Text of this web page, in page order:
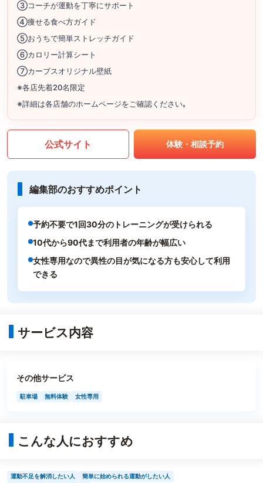
③コーチが運動を丁寧にサポート
④痩せる食べ方ガイド
⑤おうちで簡単ストレッチガイド
⑥カロリー計算シート
⑦カーブスオリジナル壁紙
※各店先着20名限定
※詳細は各店舗のホームページをご確認ください｡
公式サイト 体験・相談予約
編集部のおすすめポイント
予約不要で1回30分のトレーニングが受けられる
10代から90代まで利用者の年齢が幅広い
女性専用なので異性の目が気になる方も安心して利用
できる
サービス内容
その他サービス
駐車場 無料体験 女性専用
こんな人におすすめ
運動不足を解消したい人
簡単に始められる運動がしたい人